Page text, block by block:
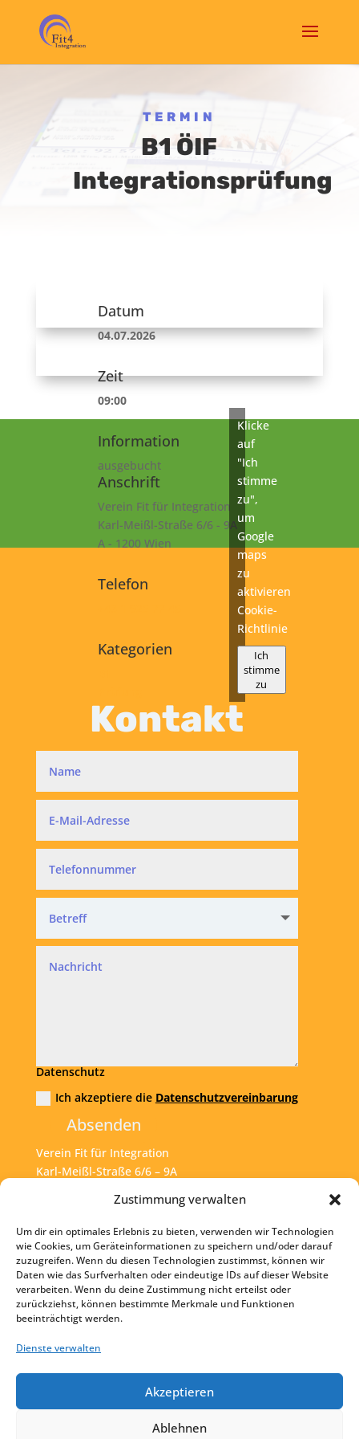
Zustimmung verwalten
Um dir ein optimales Erlebnis zu bieten, verwenden wir Technologien
wie Cookies, um Geräteinformationen zu speichern und/oder darauf
zuzugreifen. Wenn du diesen Technologien zustimmst, können wir
Daten wie das Surfverhalten oder eindeutige IDs auf dieser Website
verarbeiten. Wenn du deine Zustimmung nicht erteilst oder
zurückziehst, können bestimmte Merkmale und Funktionen
beeinträchtigt werden.
Dienste verwalten
Akzeptieren
Ablehnen
TERMIN
B1 ÖIF
Integrationsprüfung
Datum
04.07.2026
Zeit
09:00
Information
ausgebucht
Anschrift
Verein Fit für Integration
Karl-Meißl-Straße 6/6 - 9A
A - 1200 Wien
Telefon
Kategorien
Klicke
auf
"Ich
stimme
zu",
um
Google
maps
zu
aktivieren
Cookie-
Richtlinie
Ich
stimme
zu
Kontakt
Datenschutz
Ich akzeptiere die Datenschutzvereinbarung
Absenden
Verein Fit für Integration
Karl-Meißl-Straße 6/6 – 9A
Tel:+43 1 925 77 46
Mail: office@fit4int.at
Startseite
Kontakt
Impressum